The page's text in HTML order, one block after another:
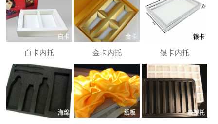
白卡内托 金卡内托 银卡内托